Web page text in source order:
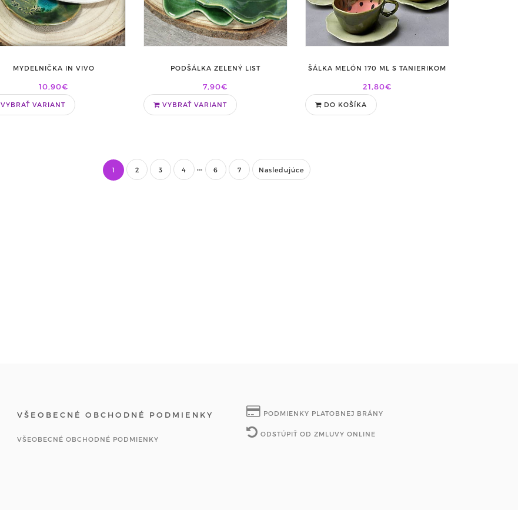
MYDELNIČKA IN VIVO
10,90€
VYBRAŤ VARIANT
PODŠÁLKA ZELENÝ LIST
7,90€
VYBRAŤ VARIANT
ŠÁLKA MELÓN 170 ML S TANIERIKOM
21,80€
DO KOŠÍKA
1 2 3 4 6 7 Nasledujúce
VŠEOBECNÉ OBCHODNÉ PODMIENKY
VŠEOBECNÉ OBCHODNÉ PODMIENKY
PODMIENKY PLATOBNEJ BRÁNY
ODSTÚPIŤ OD ZMLUVY ONLINE